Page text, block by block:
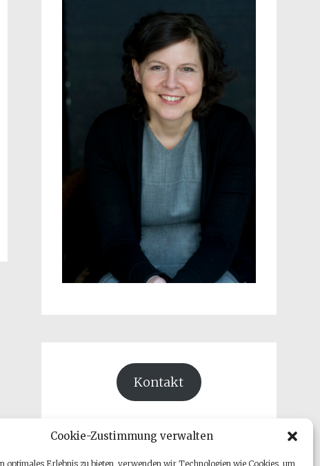
Cookie-Zustimmung verwalten
optimales Erlebnis zu bieten, verwenden wir Technologien wie Cookies, um
Kontakt